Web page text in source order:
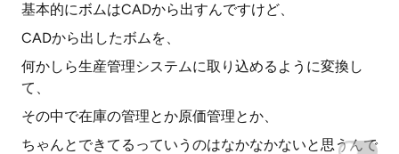
基本的にボムはCADから出すんですけど、
CADから出したボムを、
何かしら生産管理システムに取り込めるように変換し
て、
その中で在庫の管理とか原価管理とか、
ちゃんとできてるっていうのはなかなかないと思うんで